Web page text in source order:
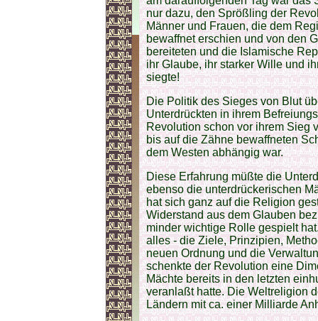
nur dazu, den Sprößling der
Männer und Frauen, die dem
bewaffnet erschien und von den
bereiteten und die Islamische
ihr Glaube, ihr starker Wille und
siegte!
Die Politik des Sieges von Blut
Unterdrückten in ihrem
Revolution schon vor ihrem Sieg
bis auf die Zähne bewaffneten
dem Westen abhängig war.
Diese Erfahrung müßte die
ebenso die unterdrückerischen
hat sich ganz auf die Religion
Widerstand aus dem Glauben
minder wichtige Rolle gespielt
alles - die Ziele, Prinzipien,
neuen Ordnung und die
schenkte der Revolution eine
Mächte bereits in den letzten
veranlaßt hatte. Die Weltreligion
Ländern mit ca. einer Milliarde